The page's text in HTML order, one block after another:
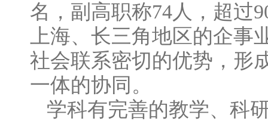
名，副高职称74人，超过
上海、长三角地区的企
社会联系密切的优势，形
一体的协同。
学科有完善的教学、科